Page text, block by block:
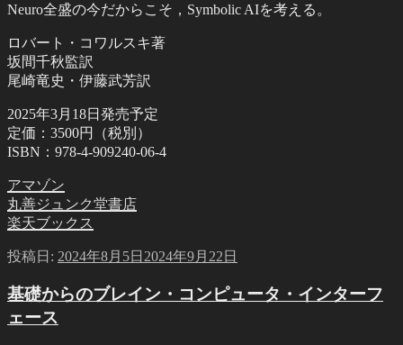
Neuro全盛の今だからこそ，Symbolic AIを考える。
ロバート・コワルスキ著
坂間千秋監訳
尾崎竜史・伊藤武芳訳
2025年3月18日発売予定
定価：3500円（税別）
ISBN：978-4-909240-06-4
アマゾン
丸善ジュンク堂書店
楽天ブックス
投稿日: 2024年8月5日 2024年9月22日
基礎からのブレイン・コンピュータ・インターフ
ェース